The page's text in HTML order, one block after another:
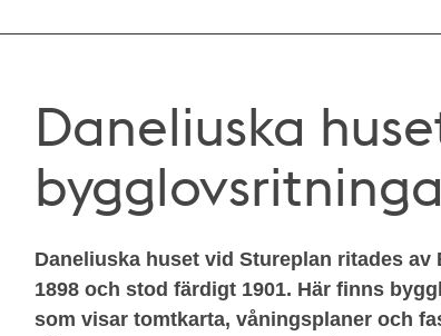
Daneliuska
Daneliuska huset vid Stureplan ritades av
1898 och stod färdigt 1901. Här finns
som visar tomtkarta, våningsplaner och